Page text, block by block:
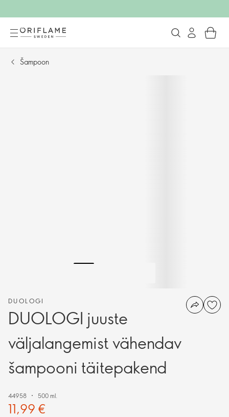
Šampoon
DUOLOGI
DUOLOGI juuste
väljalangemist vähendav
šampooni täitepakend
44958 500 ml.
11,99 €